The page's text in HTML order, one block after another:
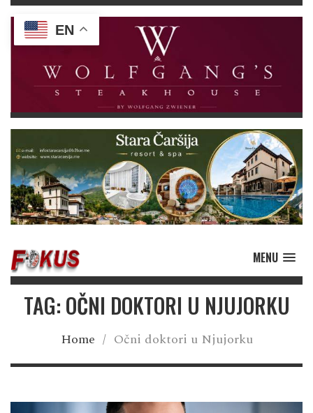
MENU
TAG: OČNI DOKTORI U NJUJORKU
Home / Očni doktori u Njujorku
EN